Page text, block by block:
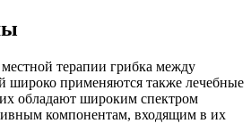
терапии грибка между
широко применяются также лечебные
обладают широким спектром
компонентам, входящим в их